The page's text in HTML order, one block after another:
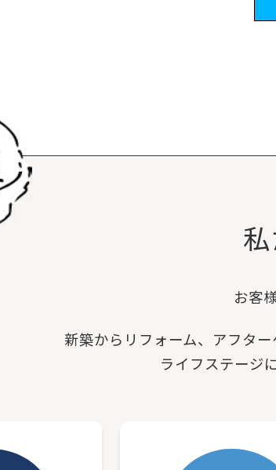
お客
新築からリフォーム、アフター
ライフステージ